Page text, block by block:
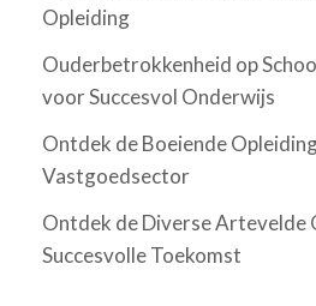
Opleiding
Ouderbetrokkenheid op
voor Succesvol Onderwijs
Ontdek de Boeiende
Vastgoedsector
Ontdek de Diverse Artevelde
Succesvolle Toekomst